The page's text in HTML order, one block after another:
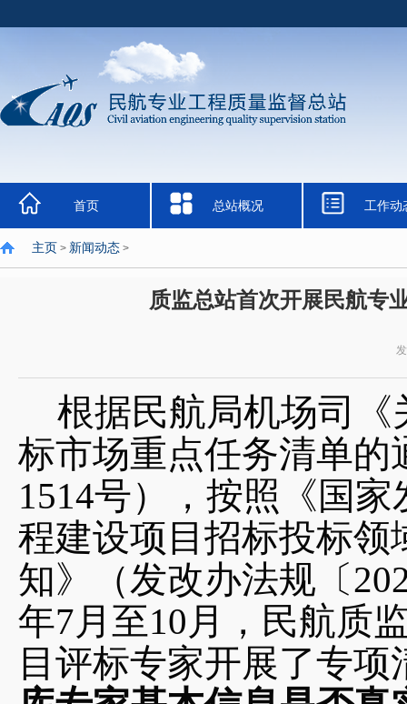
首页 总站概况 工作动
主页 > 新闻动态 >
质监总站首次开展民航专
根据民航局机场司
标市场重点任务清单的
1514号），按照《国
程建设项目招标投标
知》（发改办法规〔
年7月至10月，民航质
目评标专家开展了专项